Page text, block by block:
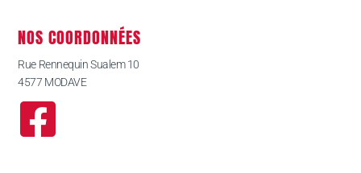
NOS COORDONNÉES
Rue Rennequin Sualem 10
4577 MODAVE